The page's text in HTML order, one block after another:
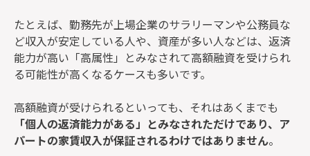
たとえば、勤務先が上場企業のサラリーマンや公務員な
ど収入が安定している人や、資産が多い人などは、返済
能力が高い「高属性」とみなされて高額融資を受けられ
る可能性が高くなるケースも多いです。
高額融資が受けられるといっても、それはあくまでも
「個人の返済能力がある」とみなされただけであり、ア
パートの家賃収入が保証されるわけではありません。